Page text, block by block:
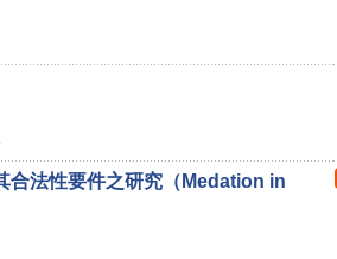
合法性要件之研究（Medation in